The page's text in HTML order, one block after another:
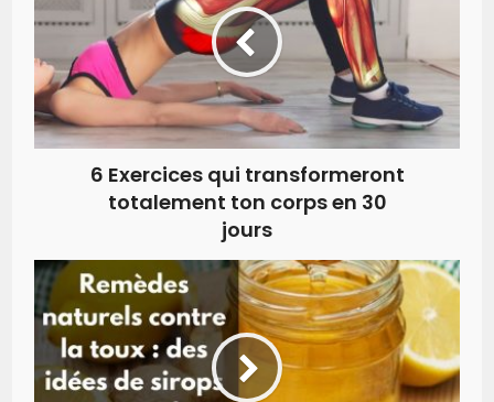
6 Exercices qui transformeront
totalement ton corps en 30
jours